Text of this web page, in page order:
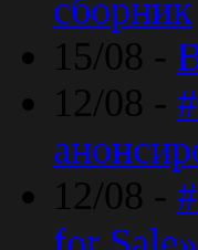
сборник
15/08 -
12/08 -
12/08 -